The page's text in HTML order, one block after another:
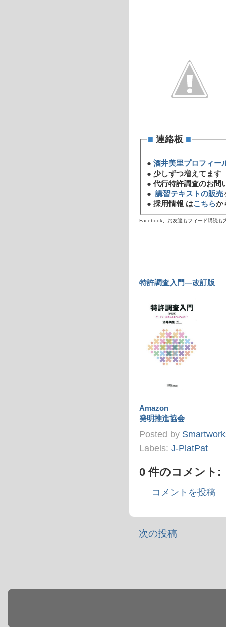
■連絡板 ■
●酒井美里プロフィー
● 少しずつ増えてま
●代行特許調査のお問
●講習テキストの販売
●採用情報 はこちらか
Facebook、お友達もフィード購読も
特許調査入門―改訂版
Amazon
発明推進協会
Posted by
Labels: J-PlatPat
0 件のコメント:
コメントを投稿
次の投稿